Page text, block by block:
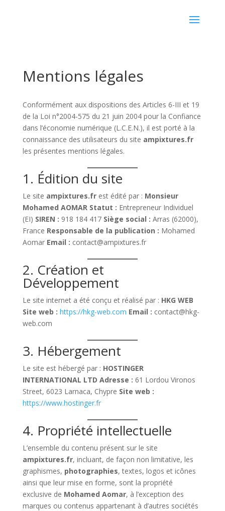
Mentions légales
Conformément aux dispositions des Articles 6-III et 19
de la Loi n°2004-575 du 21 juin 2004 pour la Confiance
dans l’économie numérique (L.C.E.N.), il est porté à la
connaissance des utilisateurs du site ampixtures.fr
les présentes mentions légales.
1. Édition du site
Le site ampixtures.frest édité par : Monsieur
Mohamed AOMAR Statut : Entrepreneur Individuel
(EI) SIREN : 918 184 417 Siège social : Arras (62000),
France Responsable de la publication : Mohamed
Aomar Email : contact@ampixtures.fr
2. Création et
Développement
Le site internet a été conçu et réalisé par : HKG WEB
Site web : https://hkg-web.com Email : contact@hkg-
web.com
3. Hébergement
Le site est hébergé par : HOSTINGER
INTERNATIONAL LTD Adresse : 61 Lordou Vironos
Street, 6023 Larnaca, Chypre Site web :
https://www.hostinger.fr
4. Propriété intellectuelle
L’ensemble du contenu présent sur le site
ampixtures.fr, incluant, de façon non limitative, les
graphismes, photographies, textes, logos et icônes
ainsi que leur mise en forme, sont la propriété
exclusive de Mohamed Aomar, à l’exception des
marques ou contenus appartenant à d’autres sociétés